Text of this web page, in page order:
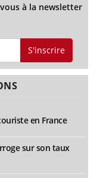
à la newsletter
S'inscrire
en France
sur son taux